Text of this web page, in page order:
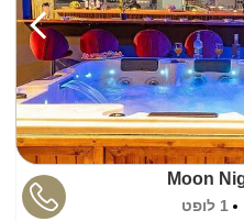
1 לופט